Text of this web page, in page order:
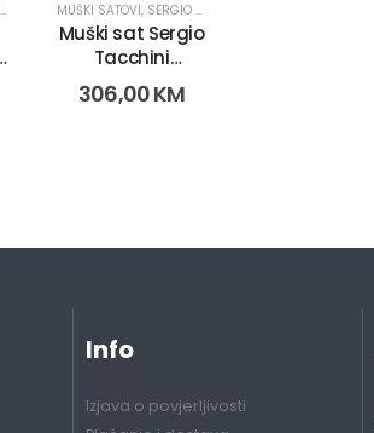
MUŠKI SATOVI, SERGIO TACCHINI
Muški sat Sergio
Tacchini
ST.1.1.40.04
(2249)
306,00KM
Info
Izjava o povjerljivosti